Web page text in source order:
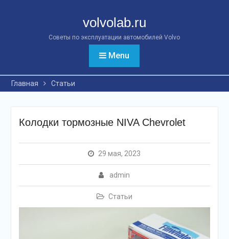
volvolab.ru
Советы по эксплуатации автомобилей Volvo
Menu
Главная Статьи
Колодки тормозные NIVA Chevrolet
29 мая, 2023
admin
Статьи